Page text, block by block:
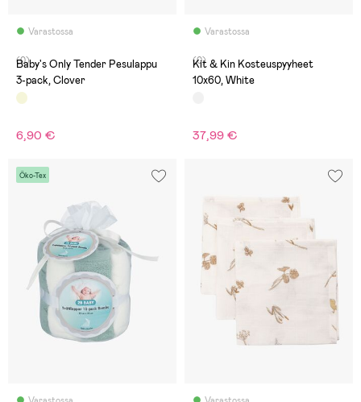
Varastossa
(0)
Baby's Only Tender Pesulappu
3-pack, Clover
6,90 €
Varastossa
(0)
Kit & Kin Kosteuspyyheet
10x60, White
37,99 €
Öko-Tex